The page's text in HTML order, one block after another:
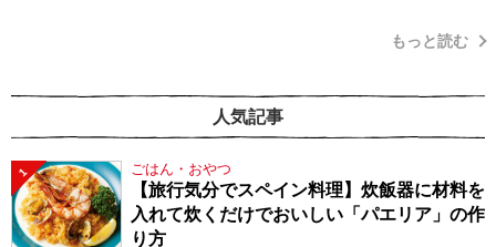
もっと読む
人気記事
1 ごはん・おやつ
【旅行気分でスペイン料理】炊飯器に材料を
入れて炊くだけでおいしい「パエリア」の作
り方